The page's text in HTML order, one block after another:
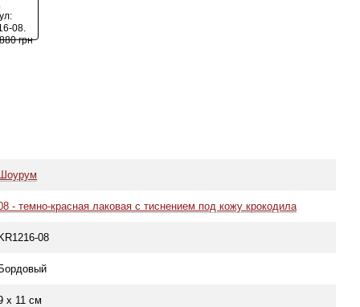
Шоурум
- темно-красная лаковая с тиснением под кожу крокодила
KR1216-08
Бордовый
х 11 см